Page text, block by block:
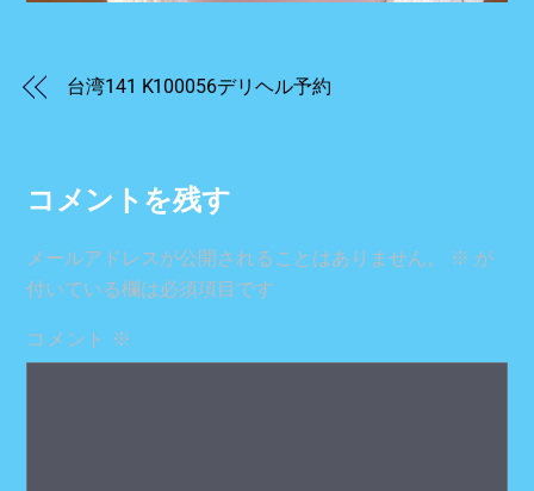
台湾141 K100056デリヘル予約
コメントを残す
メールアドレスが公開されることはありません。 ※ が
付いている欄は必須項目です
コメント ※